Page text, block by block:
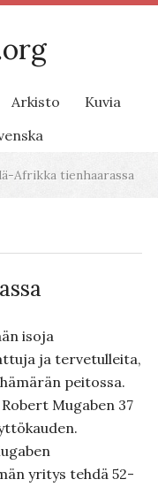
Arkisto
Kuvia
Afrikka tienhaarassa
isoja
ja tervetulleita,
peitossa.
Mugaben 37
yritys tehdä 52-